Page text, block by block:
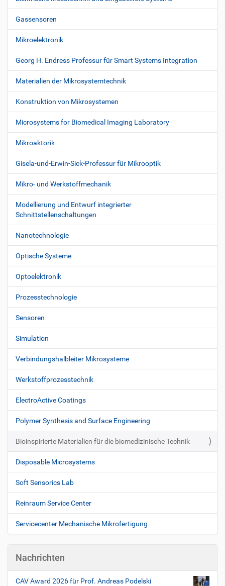
Gassensoren
Mikroelektronik
Georg H. Endress Professur für Smart Systems Integration
Materialien der Mikrosystemtechnik
Konstruktion von Mikrosystemen
Microsystems for Biomedical Imaging Laboratory
Mikroaktorik
Gisela-und-Erwin-Sick-Professur für Mikrooptik
Mikro- und Werkstoffmechanik
Modellierung und Entwurf integrierter
Schnittstellenschaltungen
Nanotechnologie
Optische Systeme
Optoelektronik
Prozesstechnologie
Sensoren
Simulation
Verbindungshalbleiter Mikrosysteme
Werkstoffprozesstechnik
ElectroActive Coatings
Polymer Synthesis and Surface Engineering
Bioinspirierte Materialien für die biomedizinische Technik
Disposable Microsystems
Soft Sensorics Lab
Reinraum Service Center
Servicecenter Mechanische Mikrofertigung
Nachrichten
CAV Award 2026 für Prof. Andreas Podelski